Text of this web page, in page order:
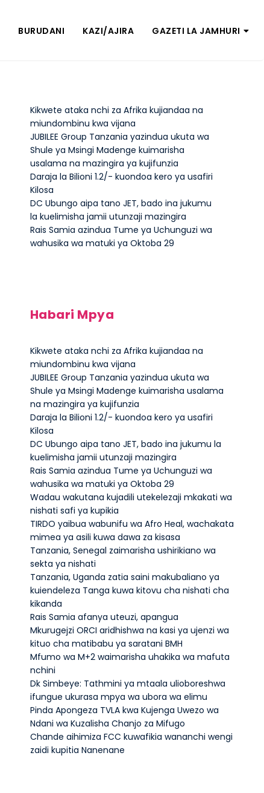
BURUDANI KAZI/AJIRA GAZETI LA JAMHURI
Kikwete ataka nchi za Afrika kujiandaa na
miundombinu kwa vijana
JUBILEE Group Tanzania yazindua ukuta wa
Shule ya Msingi Madenge kuimarisha
usalama na mazingira ya kujifunzia
Daraja la Bilioni 1.2/- kuondoa kero ya usafiri
Kilosa
DC Ubungo aipa tano JET, bado ina jukumu
la kuelimisha jamii utunzaji mazingira
Rais Samia azindua Tume ya Uchunguzi wa
wahusika wa matuki ya Oktoba 29
Habari Mpya
Kikwete ataka nchi za Afrika kujiandaa na
miundombinu kwa vijana
JUBILEE Group Tanzania yazindua ukuta wa
Shule ya Msingi Madenge kuimarisha usalama
na mazingira ya kujifunzia
Daraja la Bilioni 1.2/- kuondoa kero ya usafiri
Kilosa
DC Ubungo aipa tano JET, bado ina jukumu la
kuelimisha jamii utunzaji mazingira
Rais Samia azindua Tume ya Uchunguzi wa
wahusika wa matuki ya Oktoba 29
Wadau wakutana kujadili utekelezaji mkakati wa
nishati safi ya kupikia
TIRDO yaibua wabunifu wa Afro Heal, wachakata
mimea ya asili kuwa dawa za kisasa
Tanzania, Senegal zaimarisha ushirikiano wa
sekta ya nishati
Tanzania, Uganda zatia saini makubaliano ya
kuiendeleza Tanga kuwa kitovu cha nishati cha
kikanda
Rais Samia afanya uteuzi, apangua
Mkurugejzi ORCI aridhishwa na kasi ya ujenzi wa
kituo cha matibabu ya saratani BMH
Mfumo wa M+2 waimarisha uhakika wa mafuta
nchini
Dk Simbeye: Tathmini ya mtaala ulioboreshwa
ifungue ukurasa mpya wa ubora wa elimu
Pinda Apongeza TVLA kwa Kujenga Uwezo wa
Ndani wa Kuzalisha Chanjo za Mifugo
Chande aihimiza FCC kuwafikia wananchi wengi
zaidi kupitia Nanenane